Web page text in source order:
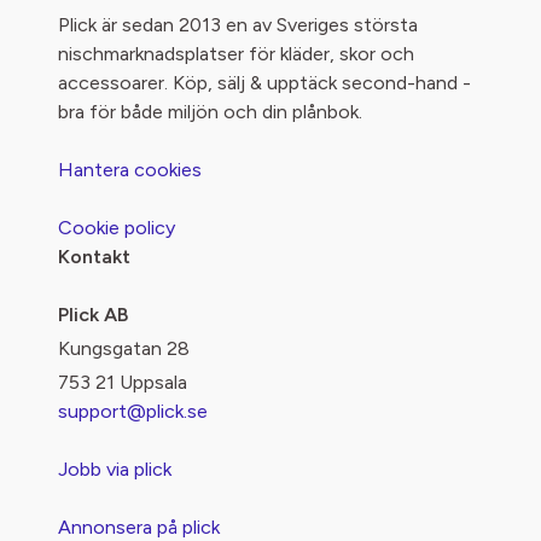
Plick är sedan 2013 en av Sveriges största
nischmarknadsplatser för kläder, skor och
accessoarer. Köp, sälj & upptäck second-hand -
bra för både miljön och din plånbok.
Hantera cookies
Cookie policy
Kontakt
Plick AB
Kungsgatan 28
753 21 Uppsala
support@plick.se
Jobb via plick
Annonsera på plick